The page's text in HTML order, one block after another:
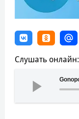
Слушать онлайн: